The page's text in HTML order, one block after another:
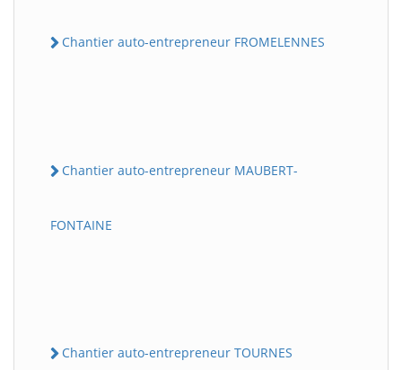
Chantier auto-entrepreneur FROMELENNES
Chantier auto-entrepreneur MAUBERT-
FONTAINE
Chantier auto-entrepreneur TOURNES